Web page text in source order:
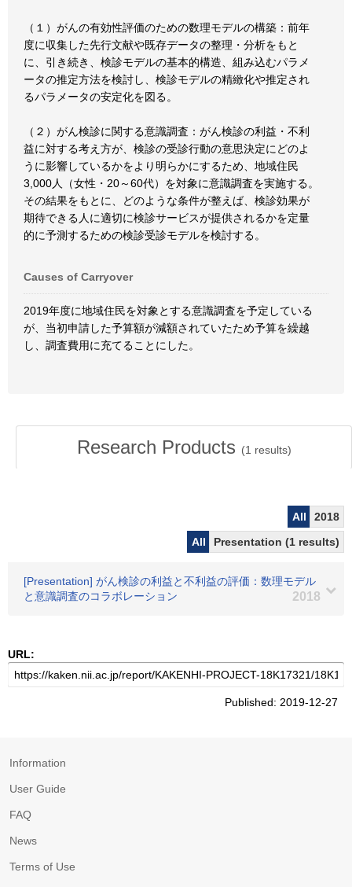
（１）がんの有効性評価のための数理モデルの構築：前年
度に収集した先行文献や既存データの整理・分析をもと
に、引き続き、検診モデルの基本的構造、組み込むパラメ
ータの推定方法を検討し、検診モデルの精緻化や推定され
るパラメータの安定化を図る。
（２）がん検診に関する意識調査：がん検診の利益・不利
益に対する考え方が、検診の受診行動の意思決定にどのよ
うに影響しているかをより明らかにするため、地域住民
3,000人（女性・20～60代）を対象に意識調査を実施する。
その結果をもとに、どのような条件が整えば、検診効果が
期待できる人に適切に検診サービスが提供されるかを定量
的に予測するための検診受診モデルを検討する。
Causes of Carryover
2019年度に地域住民を対象とする意識調査を予定している
が、当初申請した予算額が減額されていたため予算を繰越
し、調査費用に充てることにした。
Research Products (1 results)
All
2018
All
Presentation (1 results)
[Presentation] がん検診の利益と不利益の評価：数理モデル
と意識調査のコラボレーション
2018
URL:
Published: 2019-12-27
Information
User Guide
FAQ
News
Terms of Use